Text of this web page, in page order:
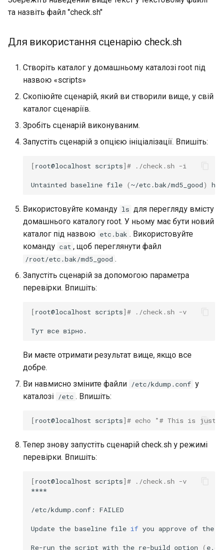
та назвіть файл "check.sh"
Для використання сценарію check.sh
Створіть каталог у домашньому каталозі root під
назвою «scripts»
Скопіюйте сценарій, який ви створили вище, у свій
каталог сценаріїв.
Зробіть сценарій виконуваним.
Запустіть сценарій з опцією ініціалізації. Впишіть:
[root@localhost scripts]# ./check.sh -i
Untainted baseline file (~/etc.bak/md5_good) has
Використовуйте команду ls для перегляду вмісту
домашнього каталогу root. У ньому має бути новий
каталог під назвою etc.bak . Використовуйте
команду cat , щоб переглянути файл
/root/etc.bak/md5_good .
Запустіть сценарій за допомогою параметра
перевірки. Впишіть:
[root@localhost scripts]# ./check.sh -v
Тут все
Ви маєте отримати результат вище, якщо все
добре.
Ви навмисно зміните файли /etc/kdump.conf у
каталозі /etc . Впишіть:
[root@localhost scripts]# echo "# This is just
Тепер знову запустіть сценарій check.sh у режимі
перевірки. Впишіть:
[root@localhost scripts]# ./check.sh -v
****
/etc/kdump.conf: FAILED
Update the baseline file if you approve of the
Re-run the script with the re-build option ( e.g.